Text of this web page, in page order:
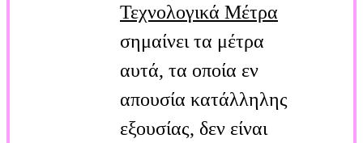
Τεχνολογικά Μέτρα
σημαίνει τα μέτρα
αυτά, τα οποία εν
απουσία κατάλληλης
εξουσίας, δεν είναι